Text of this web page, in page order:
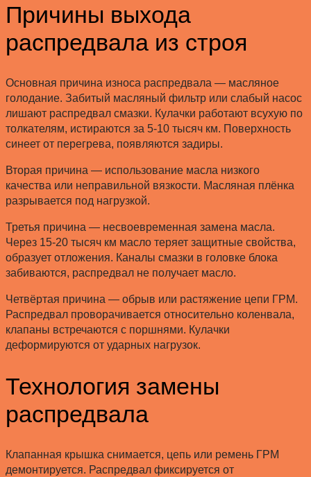
Причины выхода
распредвала из строя
Основная причина износа распредвала — масляное
голодание. Забитый масляный фильтр или слабый насос
лишают распредвал смазки. Кулачки работают всухую по
толкателям, истираются за 5-10 тысяч км. Поверхность
синеет от перегрева, появляются задиры.
Вторая причина — использование масла низкого
качества или неправильной вязкости. Масляная плёнка
разрывается под нагрузкой.
Третья причина — несвоевременная замена масла.
Через 15-20 тысяч км масло теряет защитные свойства,
образует отложения. Каналы смазки в головке блока
забиваются, распредвал не получает масло.
Четвёртая причина — обрыв или растяжение цепи ГРМ.
Распредвал проворачивается относительно коленвала,
клапаны встречаются с поршнями. Кулачки
деформируются от ударных нагрузок.
Технология замены
распредвала
Клапанная крышка снимается, цепь или ремень ГРМ
демонтируется. Распредвал фиксируется от